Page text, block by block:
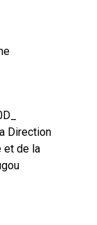
Direction
et de la